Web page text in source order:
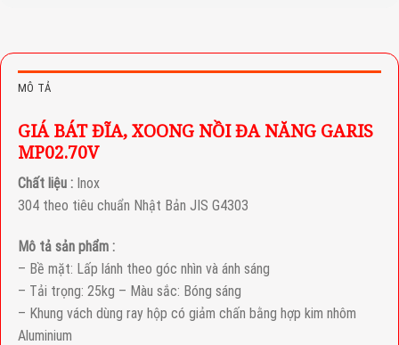
MÔ TẢ
GIÁ BÁT ĐĨA, XOONG NỒI ĐA NĂNG GARIS
MP02.70V
Chất liệu : Inox
304 theo tiêu chuẩn Nhật Bản JIS G4303
Mô tả sản phẩm :
– Bề mặt: Lấp lánh theo góc nhìn và ánh sáng
– Tải trọng: 25kg – Màu sắc: Bóng sáng
– Khung vách dùng ray hộp có giảm chấn bằng hợp kim nhôm
Aluminium